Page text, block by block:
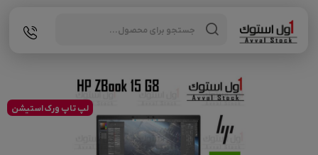
search
لپ تاپ ورک استیشن